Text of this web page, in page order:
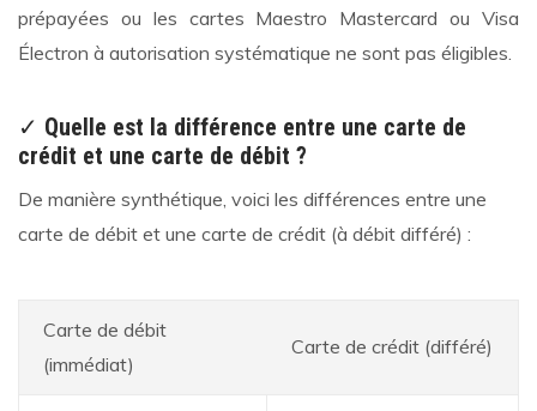
prépayées ou les cartes Maestro Mastercard ou Visa
Électron à autorisation systématique ne sont pas éligibles.
✓ Quelle est la différence entre une carte de
crédit et une carte de débit ?
De manière synthétique, voici les différences entre une
carte de débit et une carte de crédit (à débit différé) :
Carte de débit
(immédiat)
Carte de crédit (différé)